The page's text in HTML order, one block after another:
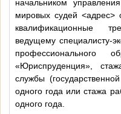
начальником
мировых судей <адрес>
квалификационные
ведущему специалисту-
профессионального
«Юриспруденция»,
службы
одного года или стажа
одного года.